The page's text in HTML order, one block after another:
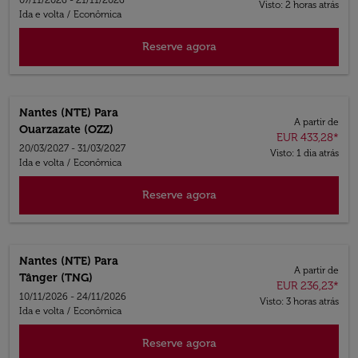
Ida e volta / Econômica
Visto: 2 horas atrás
Reserve agora
Nantes (NTE) Para
Ouarzazate (OZZ)
20/03/2027 - 31/03/2027
Ida e volta / Econômica
A partir de
EUR 433,28*
Visto: 1 dia atrás
Reserve agora
Nantes (NTE) Para
Tânger (TNG)
10/11/2026 - 24/11/2026
Ida e volta / Econômica
A partir de
EUR 236,23*
Visto: 3 horas atrás
Reserve agora